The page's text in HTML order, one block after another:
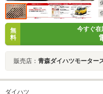
無
料
今すぐ在
販売店： 青森ダイハツモーター
ダイハツ